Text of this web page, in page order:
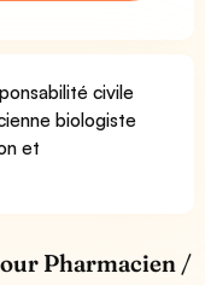
civile
biologiste
et
Pharmacien /